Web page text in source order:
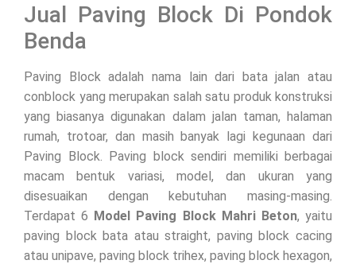
Jual Paving Block Di Pondok
Benda
Paving Block adalah nama lain dari bata jalan atau
conblock yang merupakan salah satu produk konstruksi
yang biasanya digunakan dalam jalan taman, halaman
rumah, trotoar, dan masih banyak lagi kegunaan dari
Paving Block. Paving block sendiri memiliki berbagai
macam bentuk variasi, model, dan ukuran yang
disesuaikan dengan kebutuhan masing-masing.
Terdapat 6 Model Paving Block Mahri Beton, yaitu
paving block bata atau straight, paving block cacing
atau unipave, paving block trihex, paving block hexagon,